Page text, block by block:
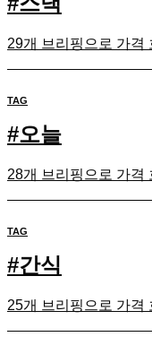
29개 브리핑으로 가격
TAG
#오늘
28개 브리핑으로 가격
TAG
#간식
25개 브리핑으로 가격